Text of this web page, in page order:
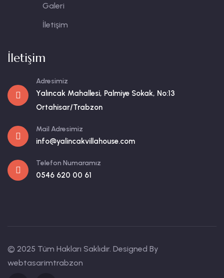
Galeri
İletişim
İletişim
Adresimiz
Yalıncak Mahallesi, Palmiye Sokak, No:13
Ortahisar/Trabzon
Mail Adresimiz
info@yalincakvillahouse.com
Telefon Numaramız
0546 620 00 61
© 2025 Tüm Hakları Saklıdır. Designed By
webtasarimtrabzon